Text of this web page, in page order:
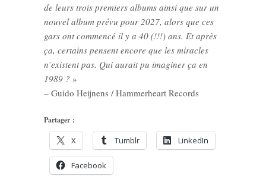
de leurs trois premiers albums ainsi que sur un
nouvel album prévu pour 2027, alors que ces
gars ont commencé il y a 40 (!!!) ans. Et après
ça, certains pensent encore que les miracles
n’existent pas. Qui aurait pu imaginer ça en
1989 ? »
– Guido Heijnens / Hammerheart Records
Partager :
X Tumblr LinkedIn
Facebook